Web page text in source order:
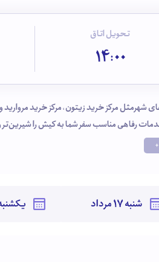
مرکز خرید زیتون، مرکز خرید
رفاهی مناسب سفر شما به کیش را شیرین‌تر
تحویل اتاق
14:00